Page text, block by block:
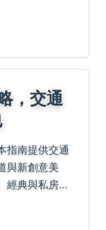
，交通
指南提供交通
與新創意美
經典與私房一